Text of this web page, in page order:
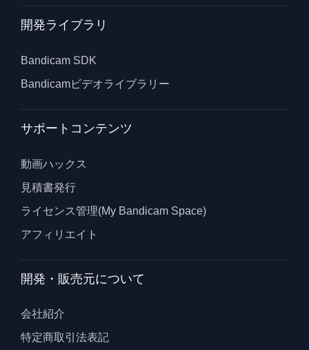
開発ライブラリ
Bandicam SDK
Bandicamビデオライブラリー
サポートコンテンツ
動画ハックス
見積書発行
ライセンス管理(My Bandicam Space)
アフィリエイト
開発・販売元について
会社紹介
特定商取引法表記